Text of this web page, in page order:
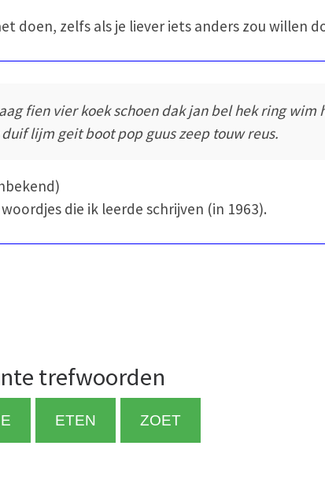
doen, zelfs als je liever iets anders zou willen
fien vier koek schoen dak jan bel hek ring wim
lijm geit boot pop guus zeep touw reus.
die ik leerde schrijven (in 1963).
trefwoorden
ETEN ZOET